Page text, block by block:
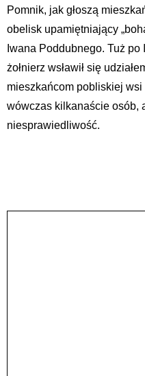
Pomnik, jak głoszą
obelisk upamiętniający
Iwana Poddubnego. Tuż
żołnierz wsławił się
mieszkańcom pobliskiej
wówczas kilkanaście osób,
niesprawiedliwość.